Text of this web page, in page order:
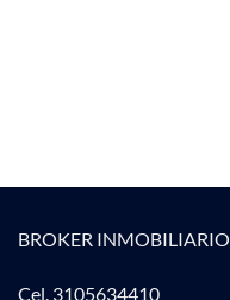
BROKER INMOBILIARIO
Cel. 3105634410